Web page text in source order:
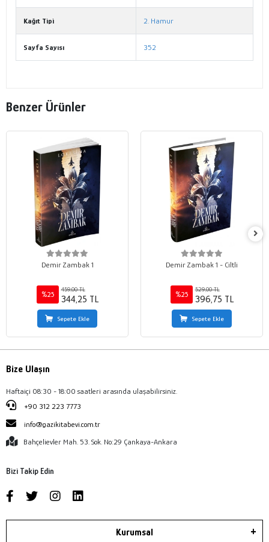
Kağıt Tipi 2. Hamur
Sayfa Sayısı 352
Benzer Ürünler
Demir Zambak 1
%25
459,00 TL
344,25 TL
Sepete Ekle
Demir Zambak 1 - Ciltli
%25
529,00 TL
396,75 TL
Sepete Ekle
Bize Ulaşın
Haftaiçi 08:30 - 18:00 saatleri arasında ulaşabilirsiniz.
+90 312 223 7773
info@gazikitabevi.com.tr
Bahçelievler Mah. 53. Sok. No:29 Çankaya-Ankara
Bizi Takip Edin
Kurumsal